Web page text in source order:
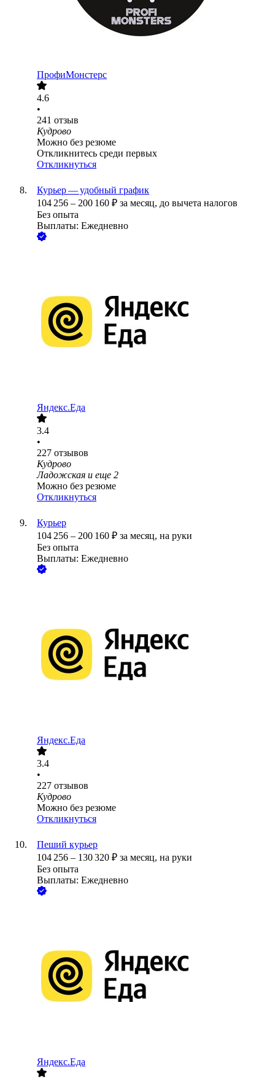
ПрофиМонстерс
4.6
•
241 отзыв
Кудрово
Можно без резюме
Откликнитесь среди первых
Откликнуться
Курьер — удобный график
104 256 – 200 160 ₽ за месяц, до вычета налогов
Без опыта
Выплаты: Ежедневно
Яндекс.Еда
3.4
•
227 отзывов
Кудрово
Ладожская и еще 2
Можно без резюме
Откликнуться
Курьер
104 256 – 200 160 ₽ за месяц, на руки
Без опыта
Выплаты: Ежедневно
Яндекс.Еда
3.4
•
227 отзывов
Кудрово
Можно без резюме
Откликнуться
Пеший курьер
104 256 – 130 320 ₽ за месяц, на руки
Без опыта
Выплаты: Ежедневно
Яндекс.Еда